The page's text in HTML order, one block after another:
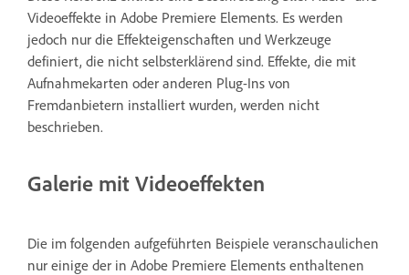
Videoeffekte in Adobe Premiere Elements. Es werden
jedoch nur die Effekteigenschaften und Werkzeuge
definiert, die nicht selbsterklärend sind. Effekte, die mit
Aufnahmekarten oder anderen Plug-Ins von
Fremdanbietern installiert wurden, werden nicht
beschrieben.
Galerie mit Videoeffekten
Die im folgenden aufgeführten Beispiele veranschaulichen
nur einige der in Adobe Premiere Elements enthaltenen